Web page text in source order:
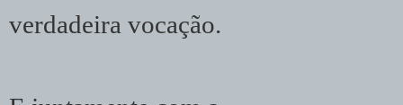
verdadeira vocação.